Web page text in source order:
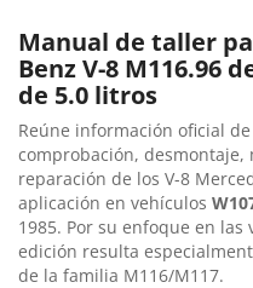
Manual de taller
Benz V-8 M116.96
de 5.0 litros
Reúne información oficial
comprobación,
reparación de los V-8
aplicación en vehículos
1985. Por su enfoque en las
edición resulta
de la familia M116/M117.